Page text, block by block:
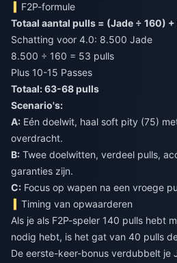
F2P-formule
Totaal aantal pulls = (Jade ÷ 160) +
Schatting voor 4.0: 8.500 Jade
8.500 ÷ 160 = 53 pulls
Plus 10-15 Passes
Totaal: 63-68 pulls
Scenario's:
A: Eén doelwit, haal soft pity (75)
overdracht.
B: Twee doelwitten, verdeel pulls,
garanties zijn.
C: Focus op wapen na een vroege
Timing van opwaarderen
Als je als F2P-speler 140 pulls hebt
nodig hebt, is het gat van 40 pulls
De eerste-keer-bonus verdubbelt je